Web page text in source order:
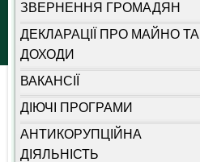
ЗВЕРНЕННЯ ГРОМАДЯН
ДЕКЛАРАЦІЇ ПРО МАЙНО ТА
ДОХОДИ
ВАКАНСІЇ
ДІЮЧІ ПРОГРАМИ
АНТИКОРУПЦІЙНА
ДІЯЛЬНІСТЬ